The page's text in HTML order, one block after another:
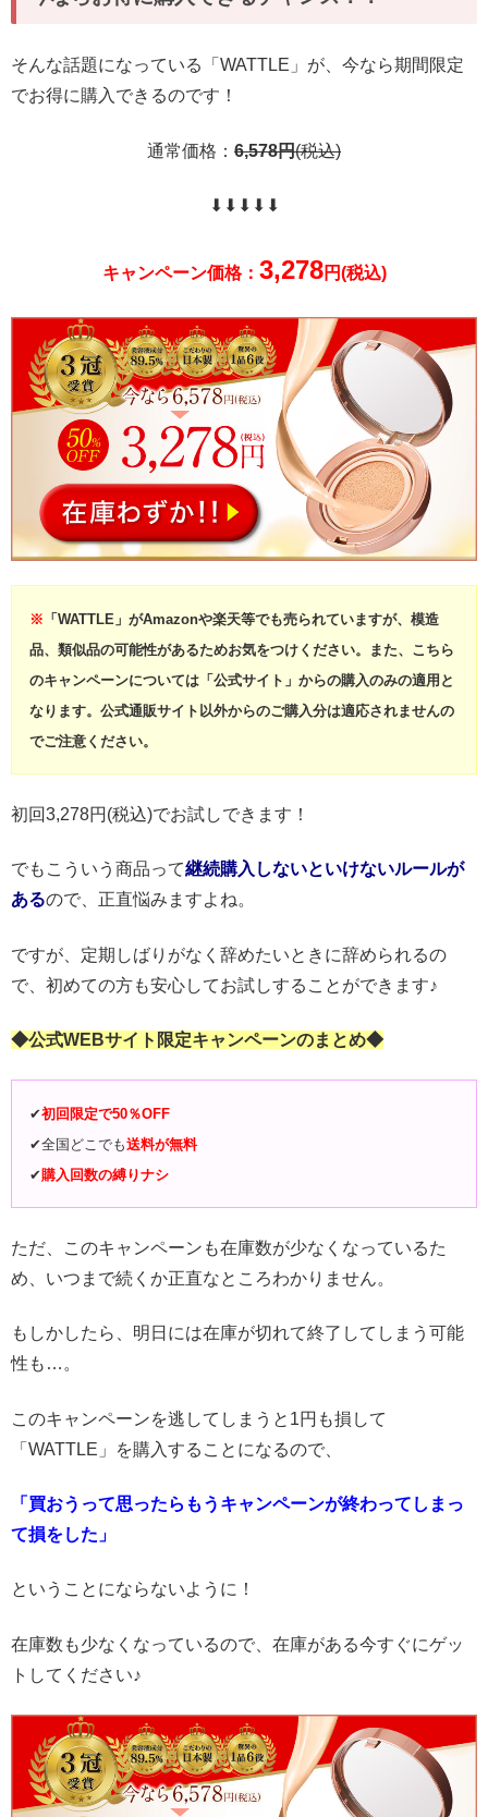
そんな話題になっている「WATTLE」が、今なら期間限定
でお得に購入できるのです！
通常価格： 6,578円(税込)
⬇︎⬇︎⬇︎⬇︎⬇︎
キャンペーン価格： 3,278円(税込)
※ 「WATTLE」がAmazonや楽天等でも売られていますが、模造
品、類似品の可能性があるためお気をつけください。また、こちら
のキャンペーンについては「公式サイト」からの購入のみの適用と
なります。公式通販サイト以外からのご購入分は適応されませんの
でご注意ください。
初回3,278円(税込)でお試しできます！
でもこういう商品って継続購入しないといけないルールが
あるので、正直悩みますよね。
ですが、定期しばりがなく辞めたいときに辞められるの
で、初めての方も安心してお試しすることができます♪
◆公式WEBサイト限定キャンペーンのまとめ◆
✔︎初回限定で50％OFF
✔︎全国どこでも送料が無料
✔︎購入回数の縛りナシ
ただ、このキャンペーンも在庫数が少なくなっているた
め、いつまで続くか正直なところわかりません。
もしかしたら、明日には在庫が切れて終了してしまう可能
性も…。
このキャンペーンを逃してしまうと1円も損して
「WATTLE」を購入することになるので、
「買おうって思ったらもうキャンペーンが終わってしまっ
て損をした」
ということにならないように！
在庫数も少なくなっているので、在庫がある今すぐにゲッ
トしてください♪